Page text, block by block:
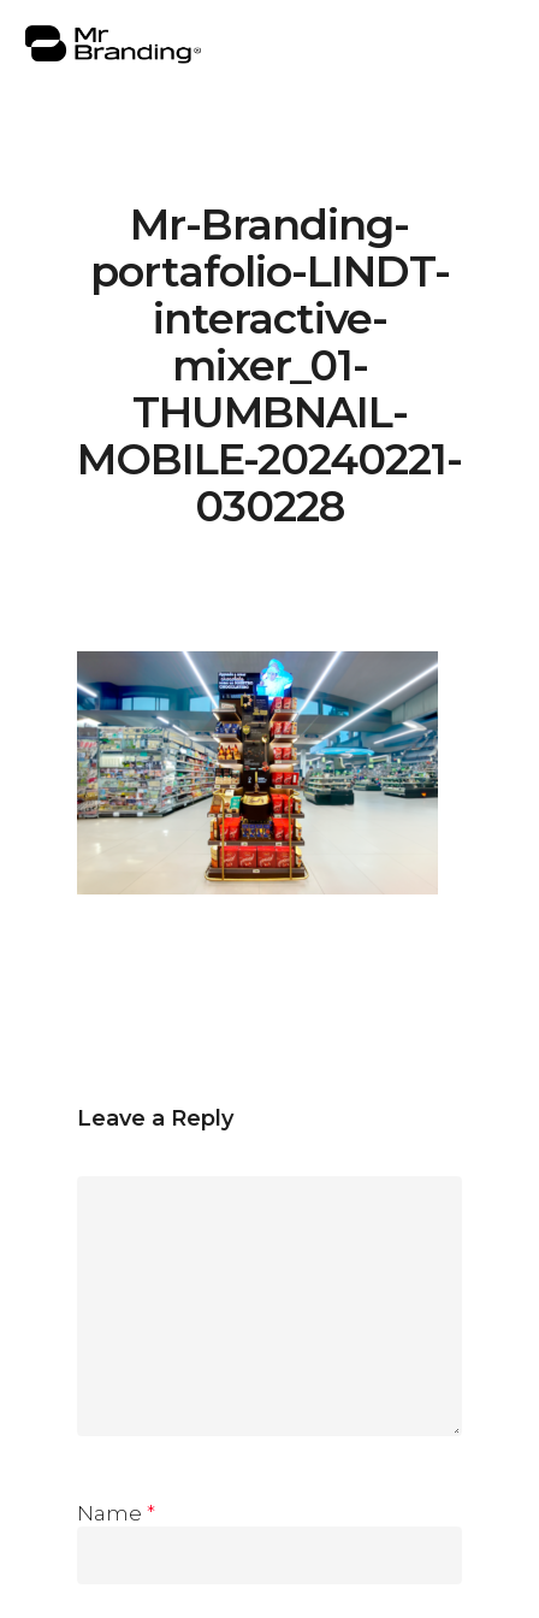
Mr-Branding-
portafolio-LINDT-
interactive-
mixer_01-
THUMBNAIL-
MOBILE-20240221-
030228
Leave a Reply
Name *
Nosotros
Portafolio
Asesorías
Insights
Contacto
hola@mrbranding.co
+57 313 4561167
Términos y Condiciones
Política de privacidad